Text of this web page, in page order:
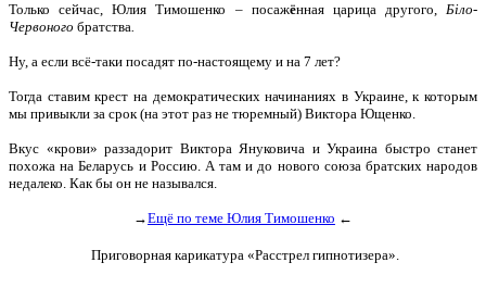
Только сейчас, Юлия Тимошенко – посажённая царица другого, Біло-
Червоного братства.
Ну, а если всё-таки посадят по-настоящему и на 7 лет?
Тогда ставим крест на демократических начинаниях в Украине, к которым
мы привыкли за срок (на этот раз не тюремный) Виктора Ющенко.
Вкус «крови» раззадорит Виктора Януковича и Украина быстро станет
похожа на Беларусь и Россию. А там и до нового союза братских народов
недалеко. Как бы он не назывался.
→Ещё по теме Юлия Тимошенко ←
Приговорная карикатура «Расстрел гипнотизера».